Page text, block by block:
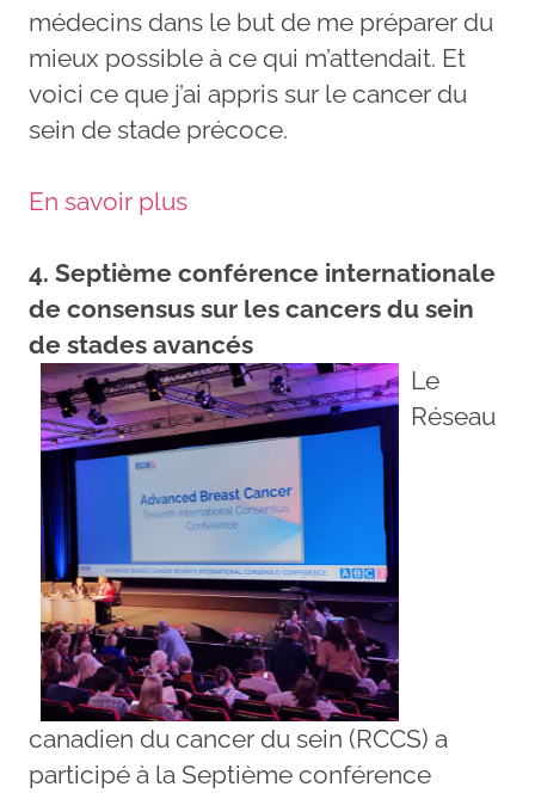
médecins dans le but de me préparer du
mieux possible à ce qui m’attendait. Et
voici ce que j’ai appris sur le cancer du
sein de stade précoce.
En savoir plus
4. Septième conférence internationale
de consensus sur les cancers du sein
de stades avancés
Le
Réseau
canadien du cancer du sein (RCCS) a
participé à la Septième conférence